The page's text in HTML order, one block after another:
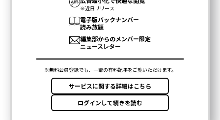
ウクライナが初の「ロボットだけの作戦」を実施 人員不足も浮き彫りに
人型ロボットの米Figureが初の商用版を発表、「棺桶サイズ」の箱で発送
【レビュー】歩行強化デバイス「ムーンウォーカーズ・エアロ」 価格に